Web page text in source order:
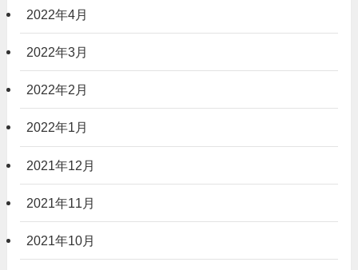
2022年4月
2022年3月
2022年2月
2022年1月
2021年12月
2021年11月
2021年10月